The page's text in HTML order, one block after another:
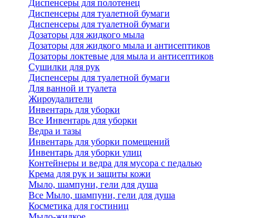
Диспенсеры для полотенец
Диспенсеры для туалетной бумаги
Диспенсеры для туалетной бумаги
Дозаторы для жидкого мыла
Дозаторы для жидкого мыла и антисептиков
Дозаторы локтевые для мыла и антисептиков
Сушилки для рук
Диспенсеры для туалетной бумаги
Для ванной и туалета
Жироудалители
Инвентарь для уборки
Все Инвентарь для уборки
Ведра и тазы
Инвентарь для уборки помещений
Инвентарь для уборки улиц
Контейнеры и ведра для мусора с педалью
Крема для рук и защиты кожи
Мыло, шампуни, гели для душа
Все Мыло, шампуни, гели для душа
Косметика для гостиниц